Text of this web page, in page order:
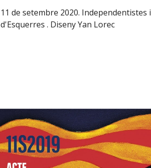
11 de setembre 2020. Independentistes i
d'Esquerres . Diseny Yan Lorec